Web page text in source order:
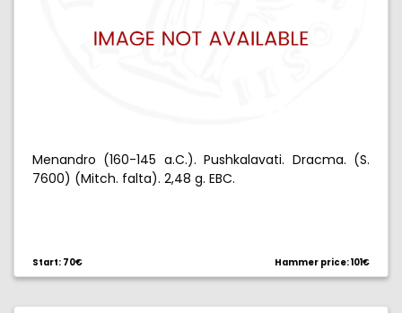
Menandro (160-145 a.C.). Pushkalavati. Dracma. (S.
7600) (Mitch. falta). 2,48 g. EBC.
Start: 70€ Hammer price: 101€